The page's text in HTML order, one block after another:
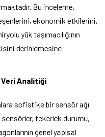
Bu inceleme,
ekonomik etkilerini,
yük taşımacılığının
derinlemesine
Analitiği
sofistike bir sensör ağı
tekerlek durumu,
genel yapısal